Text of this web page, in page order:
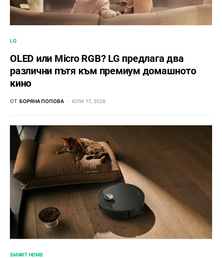
LG
OLED или Micro RGB? LG предлага два
различни пътя към премиум домашното
кино
ОТ БОРЯНА ПОПОВА ЮЛИ 17, 2026
SMART HOME